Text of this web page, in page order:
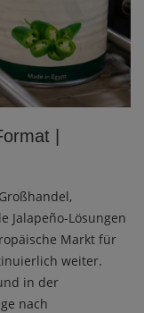
|
Jalapeño-Lösungen
Markt für
weiter.
in der
nach